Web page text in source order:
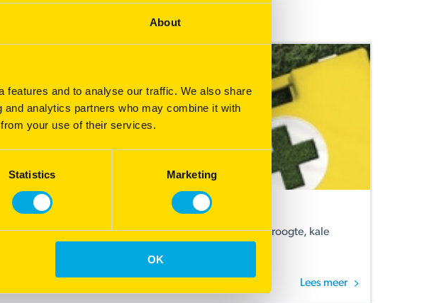
About
features and to analyse our traffic. We also share
analytics partners who may combine it with
your use of their services.
Statistics Marketing
OK
straatgras na droogteschade!
straatgras: zaai SOS en bescherm je grasmat tegen droogte, kale
Lees meer